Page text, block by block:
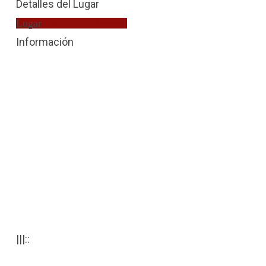
Detalles del Lugar
LugarFiscalía de Menores
Información
|||::